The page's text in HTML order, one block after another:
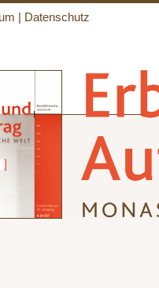
Datenschutz